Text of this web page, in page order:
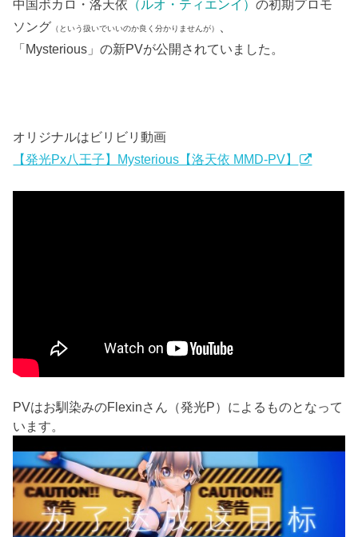
中国ボカロ・洛天依 （ルオ・ティエンイ）の初期プロモ
ソング （という扱いでいいのか良く分かりませんが）
「Mysterious」の新PVが公開されていました。
オリジナルはビリビリ動画
【発光Px八王子】Mysterious【洛天依 MMD-PV】
PVはお馴染みのFlexinさん（発光P）によるものとなって
います。